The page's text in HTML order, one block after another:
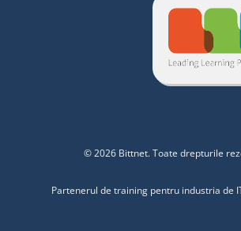
© 2026 Bittnet. Toate drepturile
Partenerul de training pentru industria de